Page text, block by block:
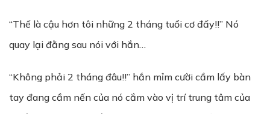
“Thế là cậu hơn tôi những 2 tháng tuổi cơ đấy!!” Nó
quay lại đằng sau nói với hắn…
“Không phải 2 tháng đâu!!” hắn mỉm cười cầm lấy bàn
tay đang cầm nến của nó cắm vào vị trí trung tâm của